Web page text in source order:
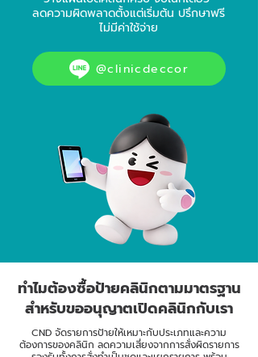
ลดความผิดพลาดตั้งแต่เริ่มต้น ปรึกษาฟรี
ไม่มีค่าใช้จ่าย
@clinicdeccor
ทำไมต้องซื้อป้ายคลินิกตามมาตรฐาน
สำหรับขออนุญาตเปิดคลินิกกับเรา
CND จัดรายการป้ายให้เหมาะกับประเภทและความ
ต้องการของคลินิก ลดความเสี่ยงจากการสั่งผิดรายการ